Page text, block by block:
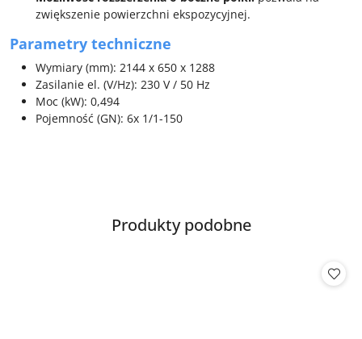
zwiększenie powierzchni ekspozycyjnej.
Parametry techniczne
Wymiary (mm): 2144 x 650 x 1288
Zasilanie el. (V/Hz): 230 V / 50 Hz
Moc (kW): 0,494
Pojemność (GN): 6x 1/1-150
Pomiń karuzelę produktów
Produkty
Produkty podobne